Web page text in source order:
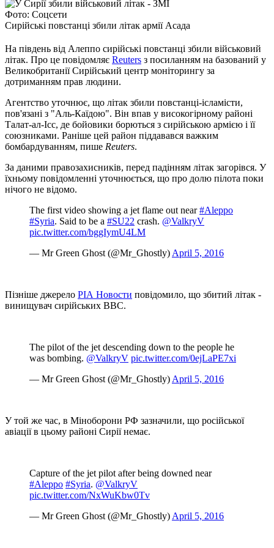
Фото: Соцсети
Сирійські повстанці збили літак армії Асада
На південь від Алеппо сирійські повстанці збили військовий
літак. Про це повідомляє Reuters з посиланням на базований у
Великобританії Сирійський центр моніторингу за
дотриманням прав людини.
Агентство уточнює, що літак збили повстанці-ісламісти,
пов'язані з "Аль-Каїдою". Він впав у високогірному районі
Талат-ал-Ісс, де бойовики борються з сирійською армією і її
союзниками. Раніше цей район піддавався важким
бомбардуванням, пише Reuters.
За даними правозахисників, перед падінням літак загорівся. У
їхньому повідомленні уточнюється, що про долю пілота поки
нічого не відомо.
The first video showing a jet flame out near#Aleppo
#Syria. Said to be a #SU22 crash. @ValkryV
pic.twitter.com/bggIymU4LM
— Mr Green Ghost (@Mr_Ghostly) April 5, 2016
Пізніше джерело РІА Новости повідомило, що збитий літак -
винищувач сирійських ВВС.
The pilot of the jet descending down to the people he
was bombing. @ValkryV pic.twitter.com/0ejLaPE7xi
— Mr Green Ghost (@Mr_Ghostly) April 5, 2016
У той же час, в Міноборони РФ зазначили, що російської
авіації в цьому районі Сирії немає.
Capture of the jet pilot after being downed near
#Aleppo #Syria. @ValkryV
pic.twitter.com/NxWuKbw0Tv
— Mr Green Ghost (@Mr_Ghostly) April 5, 2016